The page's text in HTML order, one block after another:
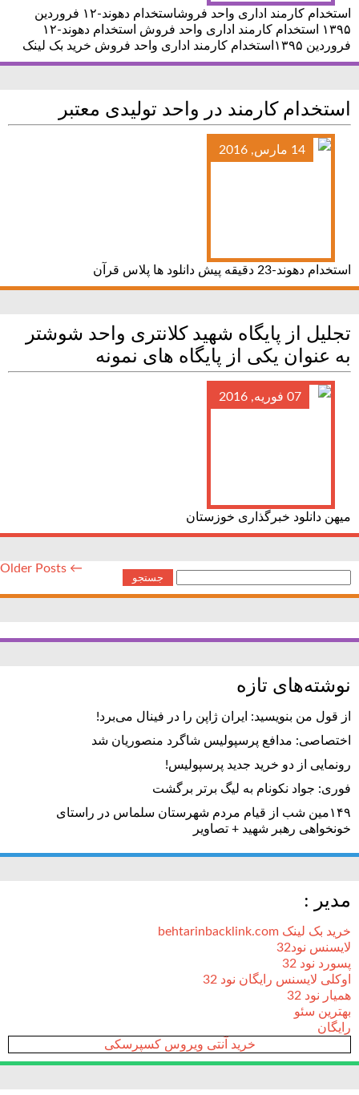
استخدام کارمند اداری واحد فروشاستخدام دهوند-۱۲ فروردین
۱۳۹۵ استخدام کارمند اداری واحد فروش استخدام دهوند-۱۲
فروردین ۱۳۹۵استخدام کارمند اداری واحد فروش خرید بک لینک
استخدام کارمند در واحد تولیدی معتبر
14 مارس, 2016
استخدام دهوند-23 دقیقه پیش دانلود ها پلاس قرآن
تجلیل از پایگاه شهید کلانتری واحد شوشتر
به عنوان یکی از پایگاه های نمونه
07 فوریه, 2016
میهن دانلود خبرگذاری خوزستان
← Older Posts
برای:
نوشته‌های تازه
از قول من بنویسید: ایران ژاپن را در فینال می‌برد!
اختصاصی: مدافع پرسپولیس شاگرد منصوریان شد
رونمایی از دو خرید جدید پرسپولیس!
فوری: جواد نکونام به لیگ برتر برگشت
۱۴۹مین شب از قیام مردم شهرستان سلماس در راستای
خونخواهی رهبر شهید + تصاویر
مدیر :
خرید بک لینک behtarinbacklink.com
لایسنس نود32
پسورد نود 32
اوکلی لایسنس رایگان نود 32
همیار نود 32
بهترین سئو
رایگان
خرید آنتی ویروس کسپرسکی